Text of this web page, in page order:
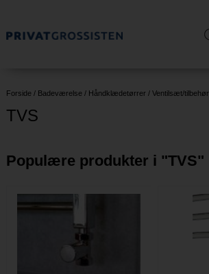
Forside / Badeværelse / Håndklædetørrer / Ventilsæt/tilbehør
TVS
Populære produkter i "TVS"